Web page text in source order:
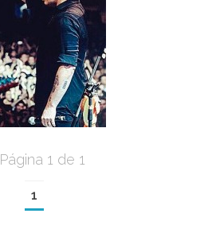
Página 1 de 1
1